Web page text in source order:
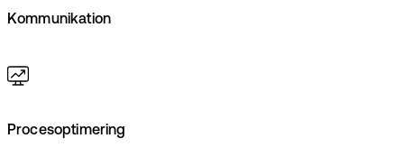
Kommunikation
Procesoptimering